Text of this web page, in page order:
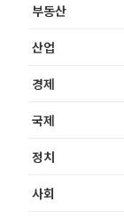
부동산
산업
경제
국제
정치
사회